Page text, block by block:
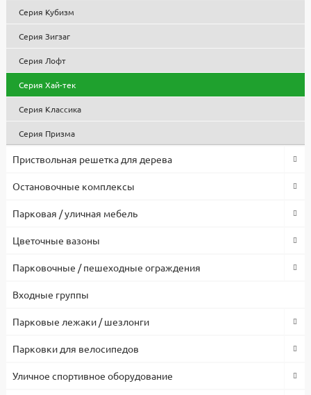
Серия Кубизм
Серия Зигзаг
Серия Лофт
Серия Хай-тек
Серия Классика
Серия Призма
Приствольная решетка для дерева
Остановочные комплексы
Парковая / уличная мебель
Цветочные вазоны
Парковочные / пешеходные ограждения
Входные группы
Парковые лежаки / шезлонги
Парковки для велосипедов
Уличное спортивное оборудование